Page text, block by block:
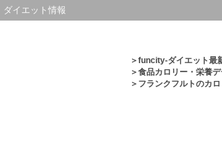
ダイエット情報
＞funcity-ダイエット最
＞食品カロリー・栄養
＞フランクフルトのカ